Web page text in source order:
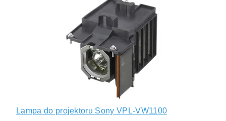
Lampa do projektoru Sony VPL-VW1100